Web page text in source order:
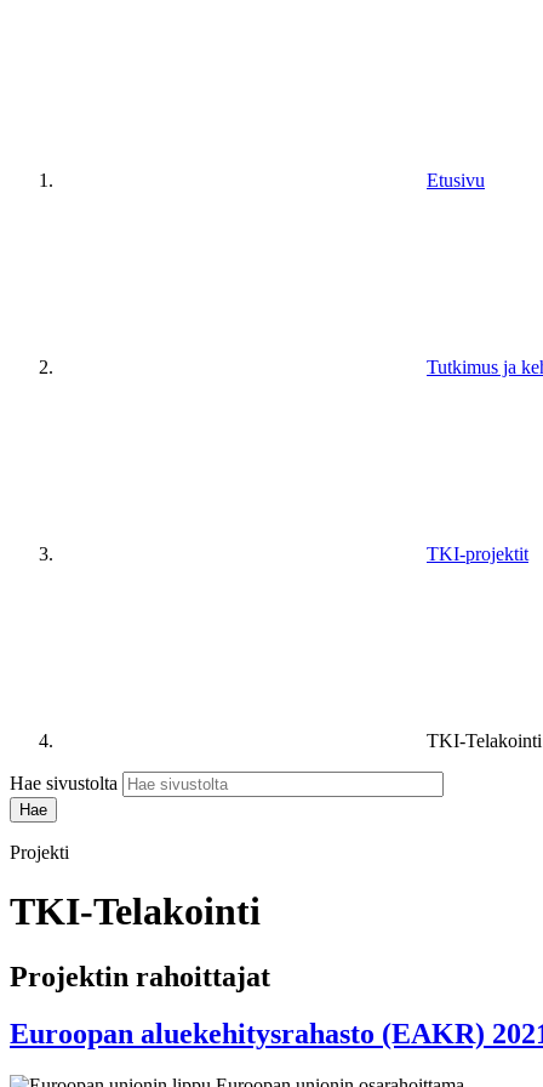
Etusivu
Tutkimus ja
TKI-projektit
TKI-Telakointi
Hae sivustolta
Projekti
TKI-Telakointi
Projektin rahoittajat
Euroopan aluekehitysrahasto (EAKR)